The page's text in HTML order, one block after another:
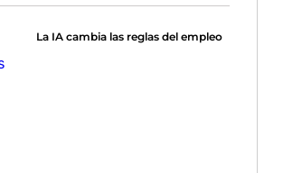
La IA cambia las reglas del empleo